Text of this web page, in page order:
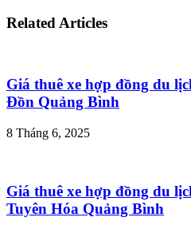
Related Articles
Giá thuê xe hợp đồng du
Đồn Quảng Bình
8 Tháng 6, 2025
Giá thuê xe hợp đồng du
Tuyên Hóa Quảng Bình